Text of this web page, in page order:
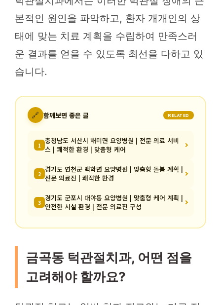
본적인 원인을 파악하고, 환자 개개인의 상
태에 맞는 치료 계획을 수립하여 만족스러
운 결과를 얻을 수 있도록 최선을 다하고 있
습니다.
🔗 함께보면 좋은 글 RELATED
1 충청남도 서산시 해미면 요양병원 | 전문 의료 서비
스 | 쾌적한 환경 | 맞춤형 케어
2 경기도 연천군 백학면 요양병원 | 맞춤형 돌봄 계획 |
전문 의료진 | 쾌적한 환경
3 경기도 군포시 대야동 요양병원 | 맞춤형 케어 계획 |
안전한 시설 환경 | 전문 의료진 구성
금곡동 턱관절치과, 어떤 점을
고려해야 할까요?